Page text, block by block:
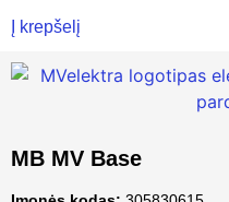
Į krepšelį
MB MV Base